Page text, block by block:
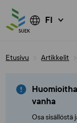
FI
Etusivu Artikkelit
vanha
Osa sisällöstä